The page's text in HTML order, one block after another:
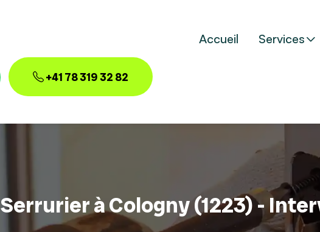
Accueil Services
+41 78 319 32 82
Serrurier à Cologny (1223) -